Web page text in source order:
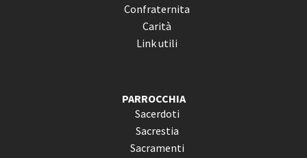
Confraternita
Carità
Link utili
PARROCCHIA
Sacerdoti
Sacrestia
Sacramenti